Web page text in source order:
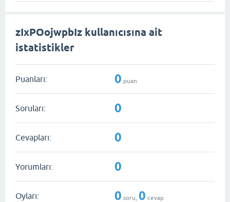
zIxPOojwpbIz kullanıcısına ait
istatistikler
Puanları: 0 puan
Soruları: 0
Cevapları: 0
Yorumları: 0
Oyları: 0 soru, 0 cevap